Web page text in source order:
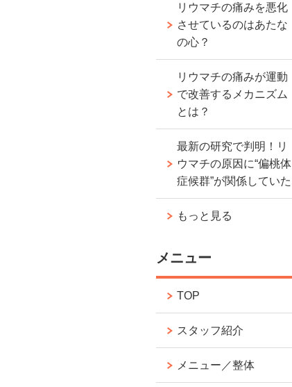
リウマチの痛みを悪化
させているのはあたな
の心？
リウマチの痛みが運動
で改善するメカニズム
とは？
最新の研究で判明！リ
ウマチの原因に“偏桃体
症候群”が関係していた
もっと見る
メニュー
TOP
スタッフ紹介
メニュー／整体